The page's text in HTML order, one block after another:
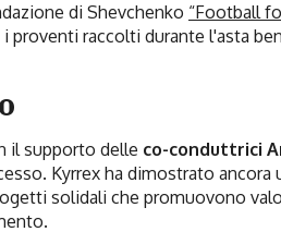
di Shevchenko “Football
proventi raccolti durante l'asta
il supporto delle co-conduttrici
Kyrrex ha dimostrato ancora
solidali che promuovono